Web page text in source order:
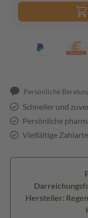
Persönliche
Schneller und
Persönliche
Vielfältige
Hersteller: